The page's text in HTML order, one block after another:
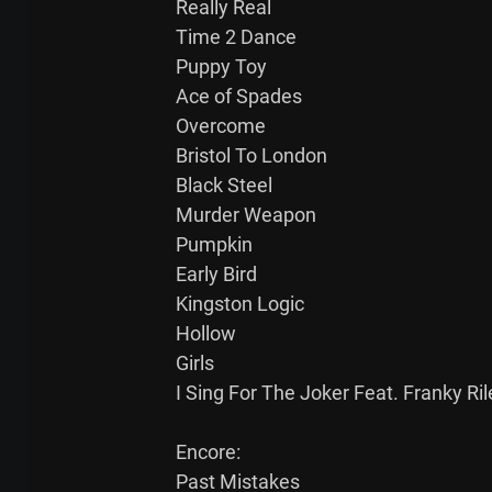
Really Real
Time 2 Dance
Puppy Toy
Ace of Spades
Overcome
Bristol To London
Black Steel
Murder Weapon
Pumpkin
Early Bird
Kingston Logic
Hollow
Girls
I Sing For The Joker Feat. Franky
Encore:
Past Mistakes